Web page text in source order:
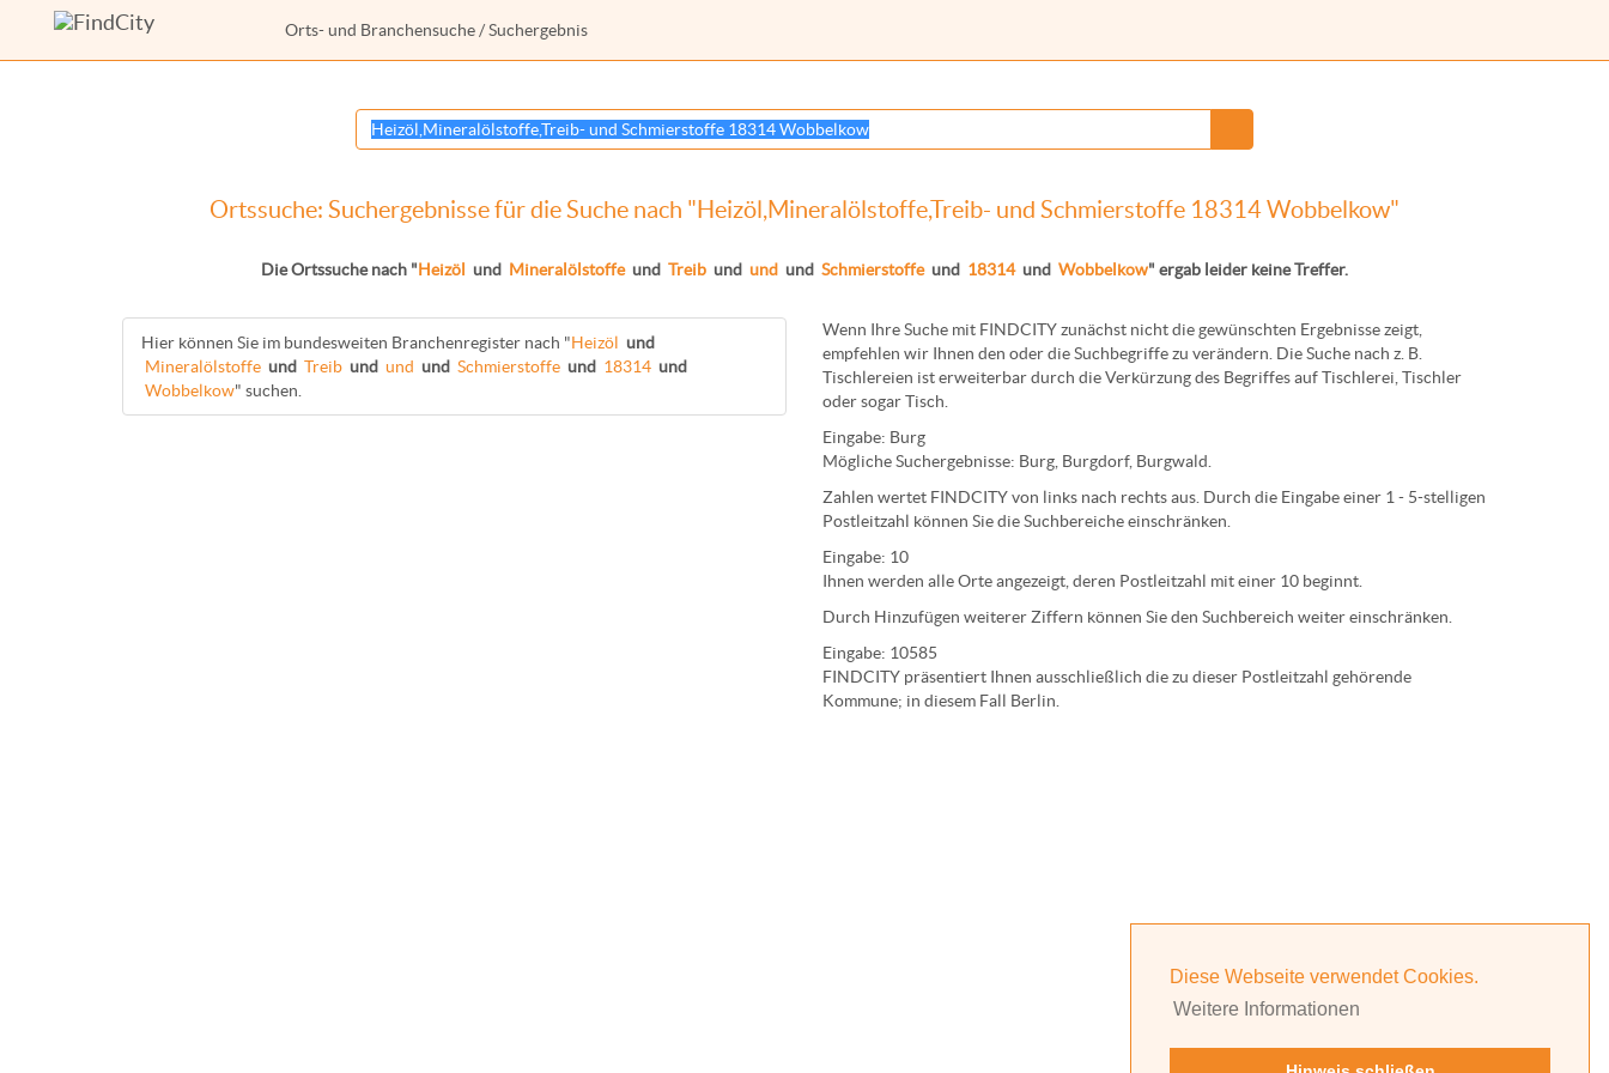
Diese Webseite verwendet Cookies.
Weitere Informationen
Orts- und Branchensuche / Suchergebnis
Ortssuche: Suchergebnisse für die Suche nach "Heizöl,Mineralölstoffe,Treib- und Schmierstoffe 18314 Wobbelkow"
Die Ortssuche nach "Heizöl und Mineralölstoffe und Treib und und und Schmierstoffe und 18314 und Wobbelkow" ergab leider keine Treffer.
Hier können Sie im bundesweiten Branchenregister nach "Heizöl und
Mineralölstoffe und Treib und und und Schmierstoffe und 18314 und
Wobbelkow" suchen.
Wenn Ihre Suche mit FINDCITY zunächst nicht die gewünschten Ergebnisse zeigt,
empfehlen wir Ihnen den oder die Suchbegriffe zu verändern. Die Suche nach z. B.
Tischlereien ist erweiterbar durch die Verkürzung des Begriffes aufTischlerei Tischler
oder sogarTisch
Eingabe: Burg
Mögliche Suchergebnisse: Burg Burgdorf, Burgwald.
Zahlen wertet FINDCITY von links nach rechts aus. Durch die Eingabe einer 1 - 5-stelligen
Postleitzahl können Sie die Suchbereiche einschränken.
Eingabe: 10
Ihnen werden alle Orteangezeigt, deren Postleitzahl mit einer 10 beginnt.
Durch Hinzufügen weiterer Ziffern können Sie den Suchbereich weiter einschränken.
Eingabe: 10585
FINDCITY präsentiert Ihnen ausschließlich die zu dieser Postleitzahl gehörende
Kommune; in diesem Fall Berlin.